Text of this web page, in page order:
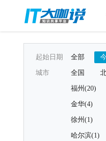
起始日期 全部
城市 全国
福州(20)
金华(4)
徐州(1)
哈尔滨(1)